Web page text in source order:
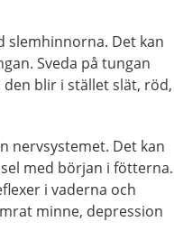
slemhinnorna. Det kan
Sveda på tungan
blir i stället slät, röd,
nervsystemet. Det kan
med början i fötterna.
i vaderna och
minne, depression